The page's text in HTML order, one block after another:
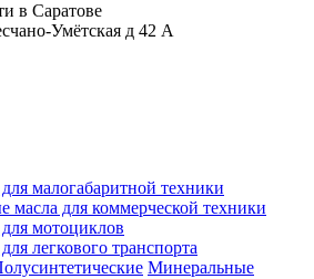
в Саратове
Умётская д 42 А
малогабаритной техники
масла для коммерческой техники
мотоциклов
легкового транспорта
Минеральные